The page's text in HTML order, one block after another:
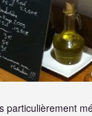
particulièrement